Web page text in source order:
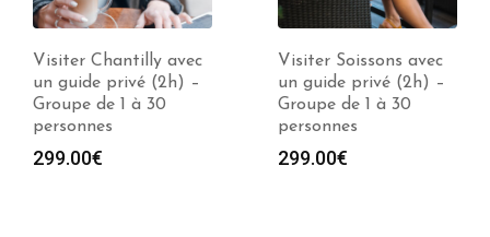
Visiter Soissons avec
un guide privé (2h) –
Groupe de 1 à 30
personnes
299.00€
Visiter Amiens avec
un guide privé (2h) –
Groupe de 1 à 30
personnes
299.00€